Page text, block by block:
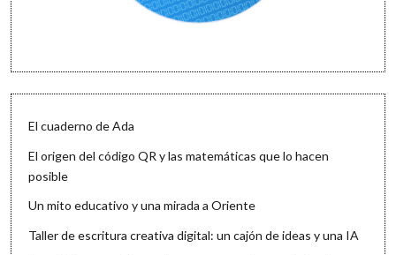
El cuaderno de Ada
El origen del código QR y las matemáticas que lo hacen
posible
Un mito educativo y una mirada a Oriente
Taller de escritura creativa digital: un cajón de ideas y una IA